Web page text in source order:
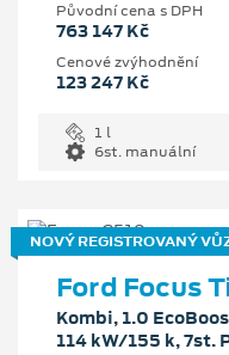
Původní cena s DPH
763 147 Kč
Cenové zvýhodnění
123 247 Kč
1 l
6st. manuální
NOVÝ REGISTROVANÝ
Ford Focus
Kombi, 1.0
114 kW/155 k, 7st.